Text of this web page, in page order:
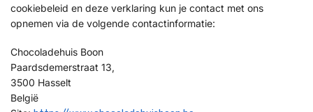
cookiebeleid en deze verklaring kun je contact met ons
opnemen via de volgende contactinformatie:
Chocoladehuis Boon
Paardsdemerstraat 13,
3500 Hasselt
België